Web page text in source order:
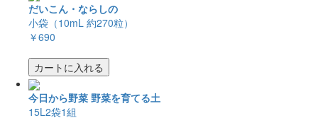
だいこん・ならしの
小袋（10mL 約270粒）
￥690
カートに入れる
今日から野菜 野菜を育てる土
15L2袋1組